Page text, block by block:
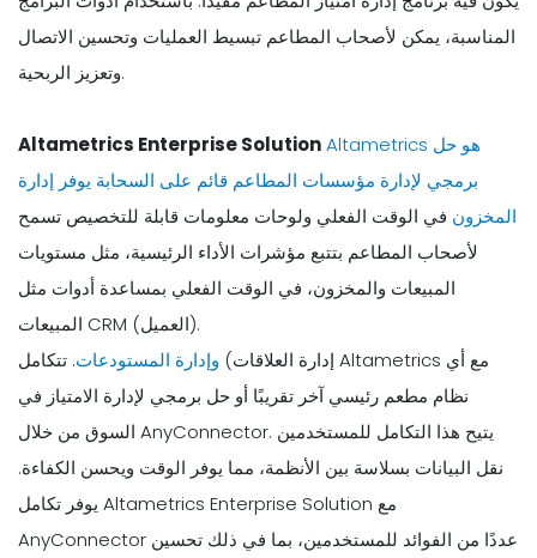
المناسبة، يمكن لأصحاب المطاعم تبسيط العمليات وتحسين الاتصال
وتعزيز الربحية.
Altametrics Enterprise SolutionAltametrics هو حل
برمجي لإدارة مؤسسات المطاعم قائم على السحابة يوفر إدارة
المخزون في الوقت الفعلي ولوحات معلومات قابلة للتخصيص تسمح
لأصحاب المطاعم بتتبع مؤشرات الأداء الرئيسية، مثل مستويات
المبيعات والمخزون، في الوقت الفعلي بمساعدة أدوات مثل
المبيعات CRM (العميل).
إدارة العلاقات) وإدارة المستودعات. تتكامل Altametrics مع أي
نظام مطعم رئيسي آخر تقريبًا أو حل برمجي لإدارة الامتياز في
السوق من خلال AnyConnector. يتيح هذا التكامل للمستخدمين
نقل البيانات بسلاسة بين الأنظمة، مما يوفر الوقت ويحسن الكفاءة.
يوفر تكامل Altametrics Enterprise Solution مع
AnyConnector عددًا من الفوائد للمستخدمين، بما في ذلك تحسين